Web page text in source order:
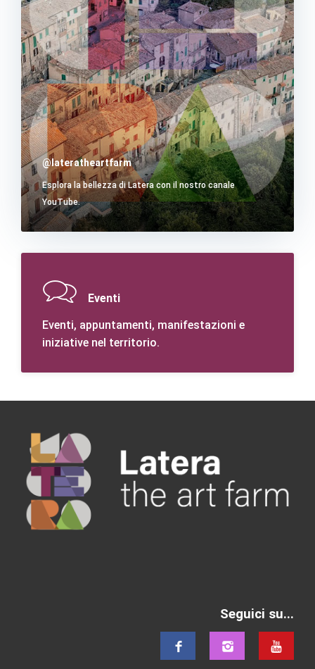
@lateratheartfarm
Esplora la bellezza di Latera con il nostro canale
YouTube.
Eventi
Eventi, appuntamenti, manifestazioni e
iniziative nel territorio.
Seguici su...